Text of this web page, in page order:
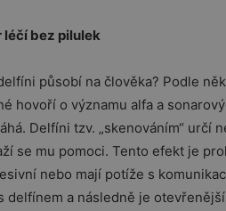
bez pilulek
působí na člověka? Podle
hovoří o významu alfa a
Delfíni tzv. „skenováním“ určí
se mu pomoci. Tento efekt je
nebo mají potíže s
delfínem a následně je